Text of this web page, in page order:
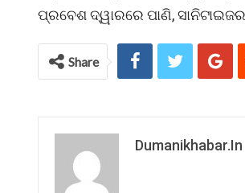
ପ୍ରବେଶ ଦ୍ୱାରରେ ପାଣି,
Share
Dumanikhabar.in